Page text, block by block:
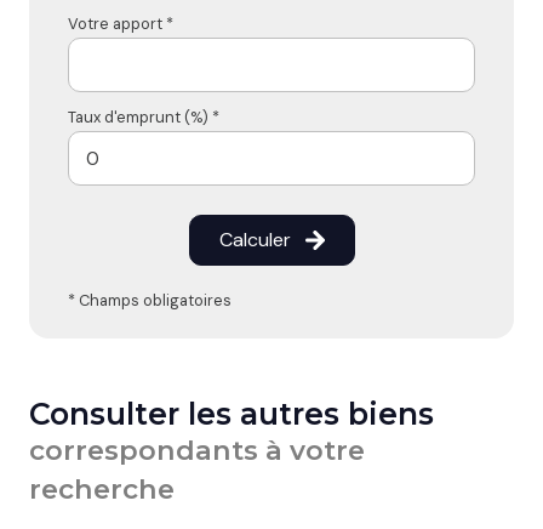
Votre apport *
Taux d'emprunt (%) *
Calculer
* Champs obligatoires
Consulter les autres biens
correspondants à votre
recherche